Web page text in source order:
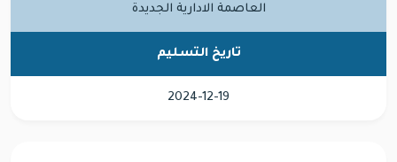
العاصمة الادارية الجديدة
تاريخ التسليم
2024-12-19